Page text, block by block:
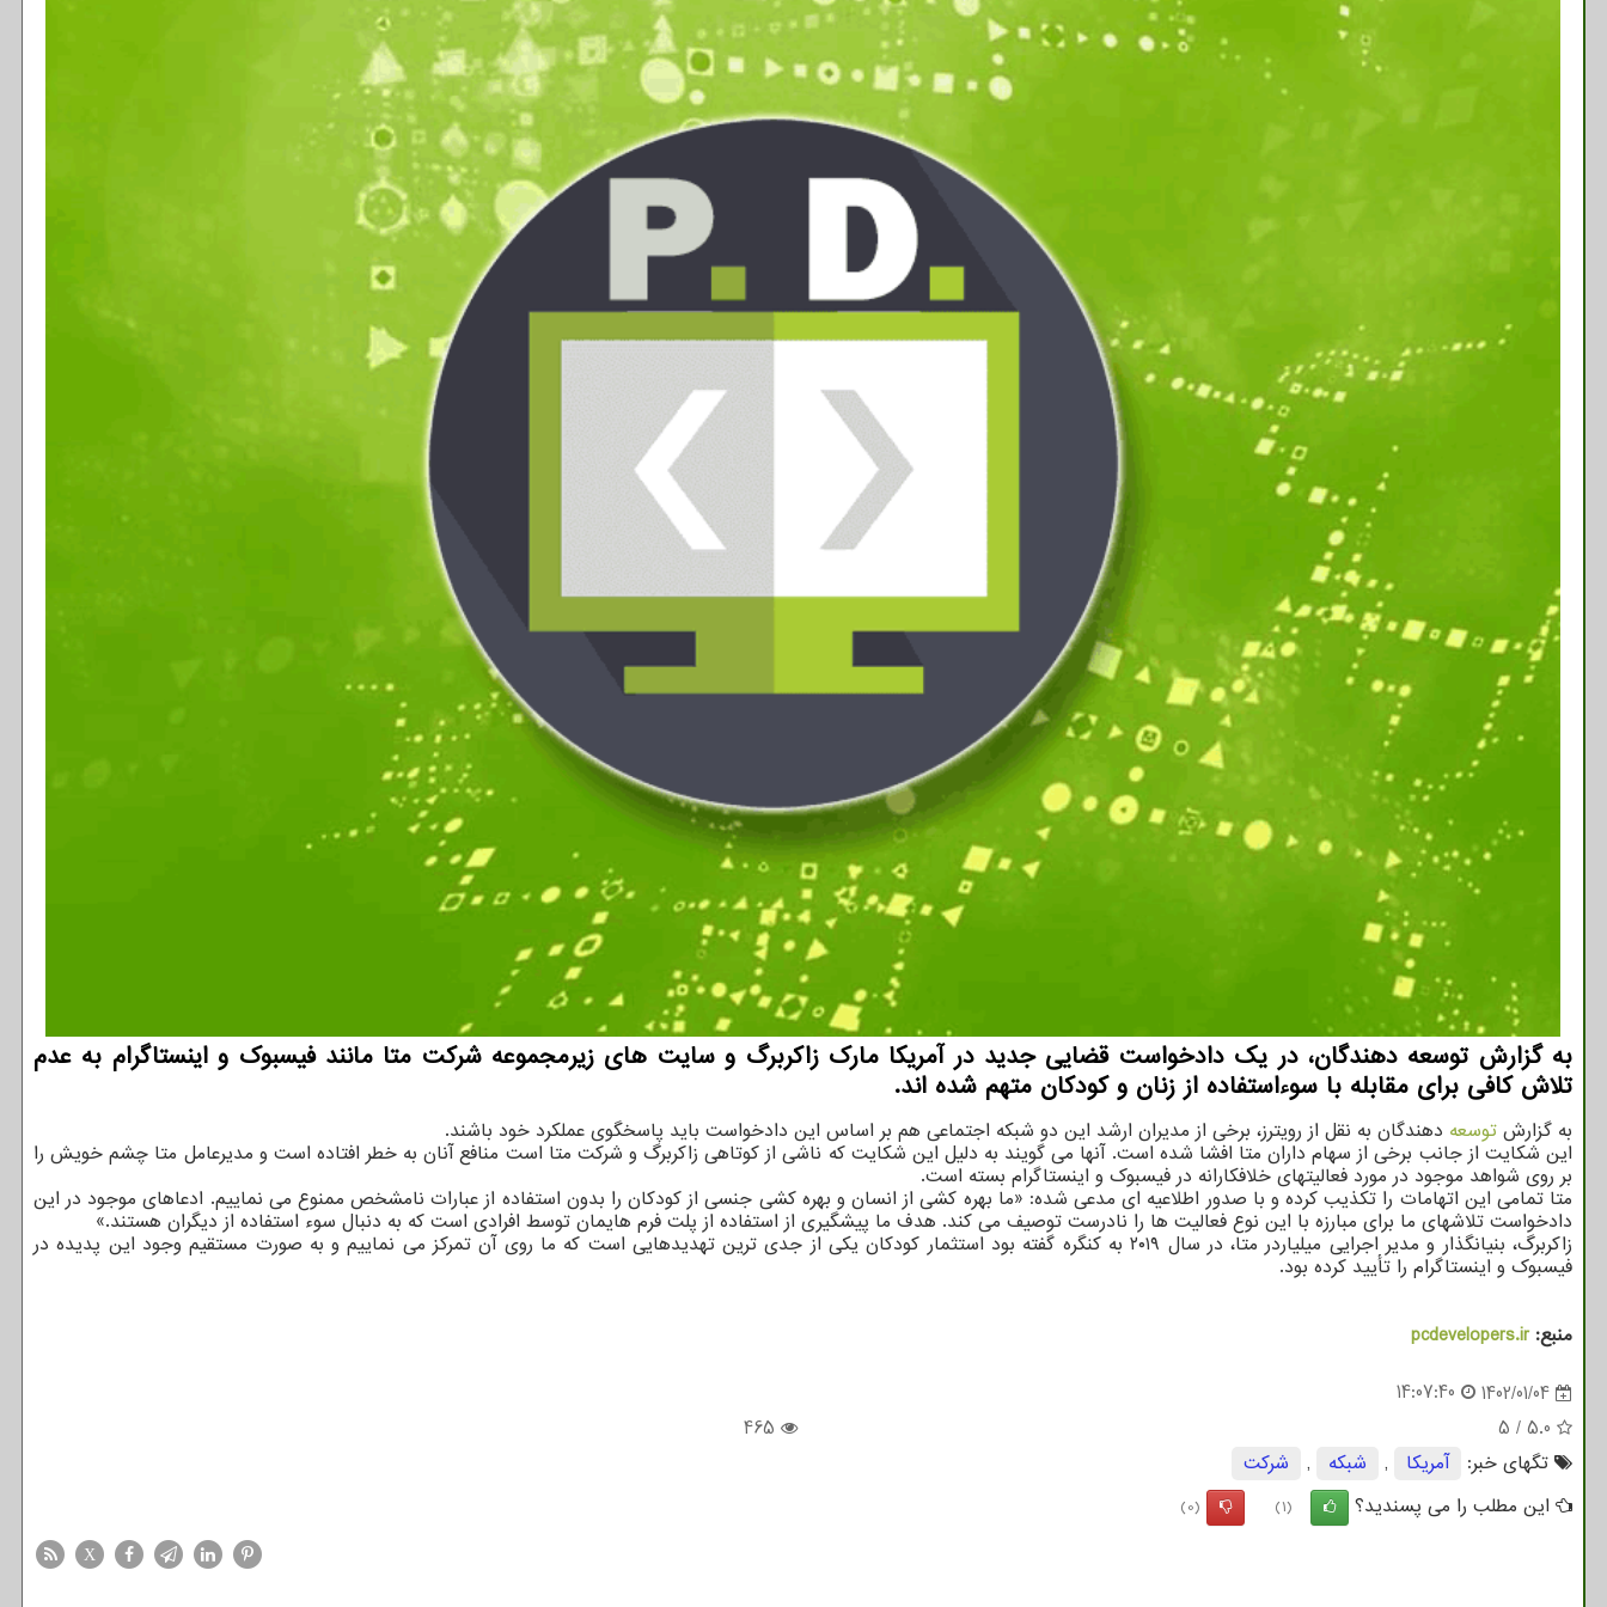
به گزارش توسعه دهندگان، در یک دادخواست قضایی جدید در آمریکا مارک زاکربرگ و سایت های زیرمجموعه شرکت متا مانند فیسبوک و اینستاگرام به عدم
تلاش کافی برای مقابله با سوءاستفاده از زنان و کودکان متهم شده اند.
به گزارش توسعه دهندگان به نقل از رویترز، برخی از مدیران ارشد این دو شبکه اجتماعی هم بر اساس این دادخواست باید پاسخگوی عملکرد خود باشند.
این شکایت از جانب برخی از سهام داران متا افشا شده است. آنها می گویند به دلیل این شکایت که ناشی از کوتاهی زاکربرگ و شرکت متا است منافع آنان به خطر افتاده است و مدیرعامل متا چشم خویش را
بر روی شواهد موجود در مورد فعالیتهای خلافکارانه در فیسبوک و اینستاگرام بسته است.
متا تمامی این اتهامات را تکذیب کرده و با صدور اطلاعیه ای مدعی شده: «ما بهره کشی از انسان و بهره کشی جنسی از کودکان را بدون استفاده از عبارات نامشخص ممنوع می نماییم. ادعاهای موجود در این
دادخواست تلاشهای ما برای مبارزه با این نوع فعالیت ها را نادرست توصیف می کند. هدف ما پیشگیری از استفاده از پلت فرم هایمان توسط افرادی است که به دنبال سوء استفاده از دیگران هستند.»
زاکربرگ، بنیانگذار و مدیر اجرایی میلیاردر متا، در سال ۲۰۱۹ به کنگره گفته بود استثمار کودکان یکی از جدی ترین تهدیدهایی است که ما روی آن تمرکز می نماییم و به صورت مستقیم وجود این پدیده در
فیسبوک و اینستاگرام را تأیید کرده بود.
منبع:pcdevelopers.ir
1402/01/04
14:07:40
5.0
/
5
465
تگهای خبر:
آمریكا , شبكه ,
شركت
این مطلب را می پسندید؟
(1)
(0)
X